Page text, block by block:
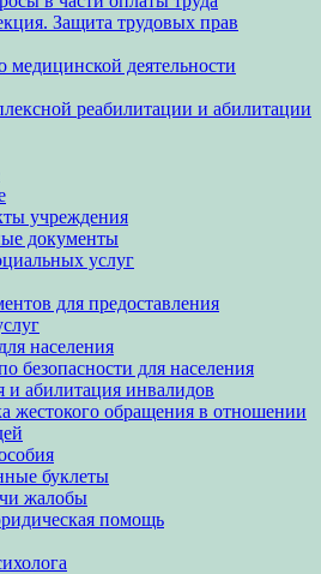
Защита трудовых прав
медицинской деятельности
реабилитации и абилитации
учреждения
документы
услуг
для предоставления
населения
безопасности для населения
и абилитация инвалидов
жестокого обращения в отношении
буклеты
жалобы
помощь